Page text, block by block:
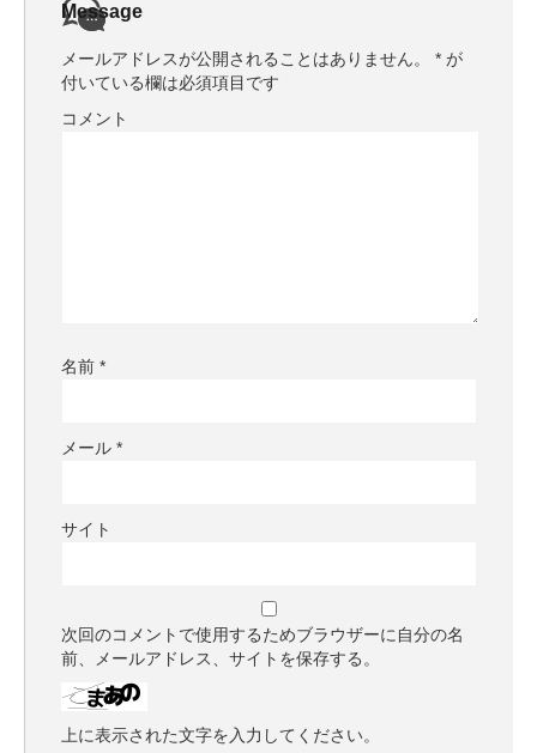
Message
メールアドレスが公開されることはありません。 * が
付いている欄は必須項目です
コメント
名前 *
メール *
サイト
次回のコメントで使用するためブラウザーに自分の名
前、メールアドレス、サイトを保存する。
上に表示された文字を入力してください。